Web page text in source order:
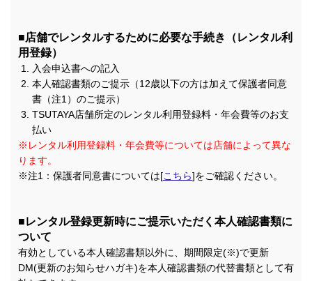
■店舗でレンタルするために必要な手続き（レンタル利
用登録）
入会申込書への記入
本人確認書類のご提示（12歳以下の方は加えて保護者同意
書（注1）のご提示）
TSUTAYA店舗所定のレンタル利用登録料・年会費等のお支
払い
※レンタル利用登録料・年会費等については店舗によって異な
ります。
※注1：保護者同意書については[こちら]をご確認ください。
■レンタル登録更新時にご提示いただく本人確認書類に
ついて
有効としている本人確認書類以外に、期間限定(※)で更新
DM(更新のお知らせハガキ)を本人確認書類の代替書類として有